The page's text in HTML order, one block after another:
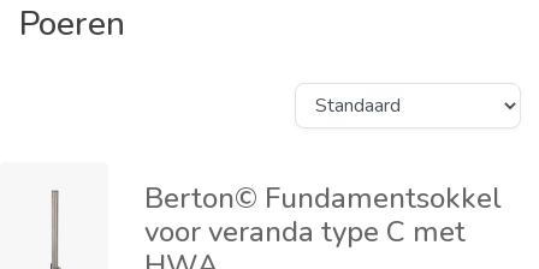
Poeren
Berton© Fundamentsokkel
voor veranda type C met